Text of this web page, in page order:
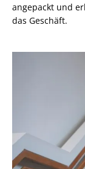
angepackt und
das Geschäft.